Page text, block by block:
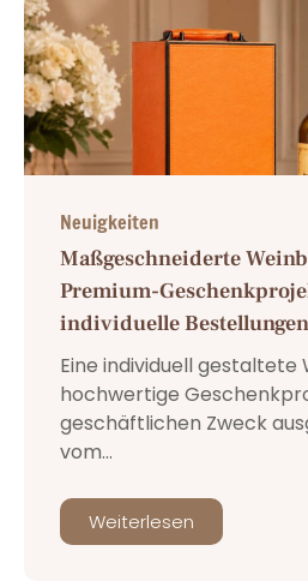
Neuigkeiten
Maßgeschneiderte
Premium-
individuelle
Eine individuell gestaltete
hochwertige
geschäftlichen Zweck
vom...
Weiterlesen